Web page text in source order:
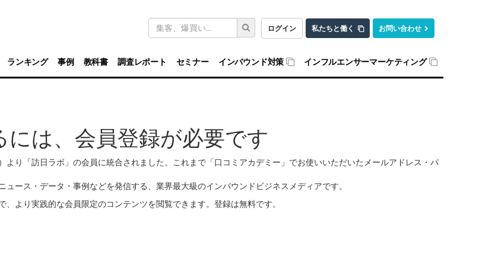
ログイン 私たちと働く お問い合わせ
キ
ワ
ド
検
索
ランキング 事例 教科書 調査レポート セミナー インバウンド対策 インフルエンサーマーケティング
は、会員登録が必要です
り「訪日ラボ」の会員に統合されました。これまで「口コミアカデミー」でお使いいただいたメールアドレス・パ
ース・データ・事例などを発信する、業界最大級のインバウンドビジネスメディアです。
より実践的な会員限定のコンテンツを閲覧できます。登録は無料です。